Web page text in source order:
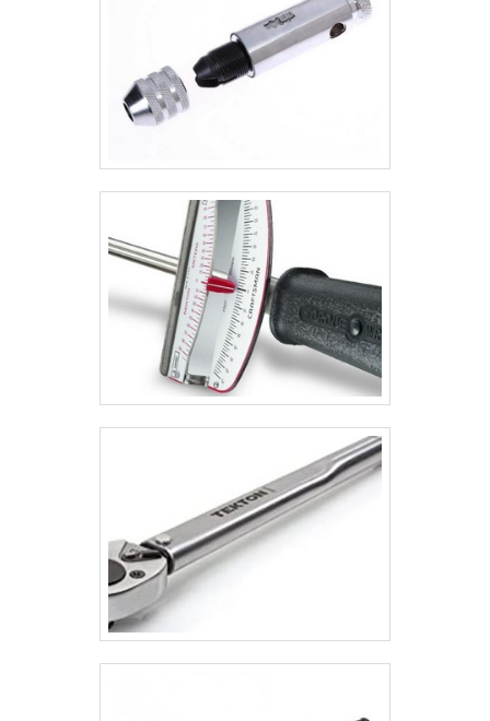
qualidade aos clientes de todo o país. Saiba mais!.